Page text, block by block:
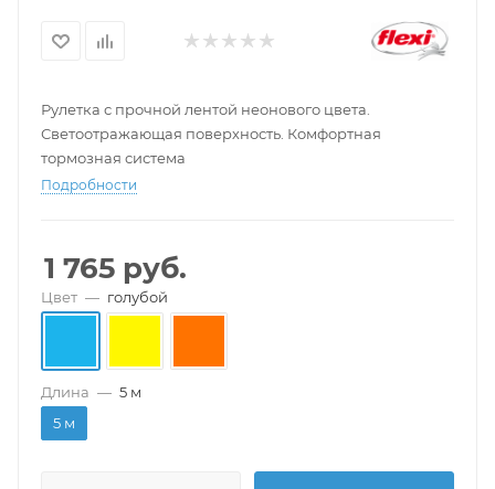
Рулетка с прочной лентой неонового цвета.
Светоотражающая поверхность. Комфортная
тормозная система
Подробности
1 765 руб.
Цвет — голубой
Длина — 5 м
5 м